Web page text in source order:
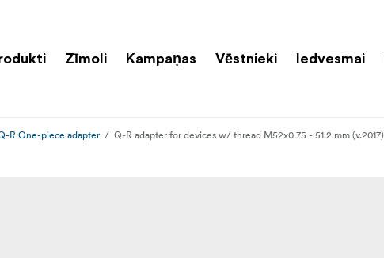
Zīmoli Kampaņas Vēstnieki Iedvesmai
R One-piece adapter Q-R adapter for devices w/ thread M52x0.75 - 51.2 mm (v.2017)